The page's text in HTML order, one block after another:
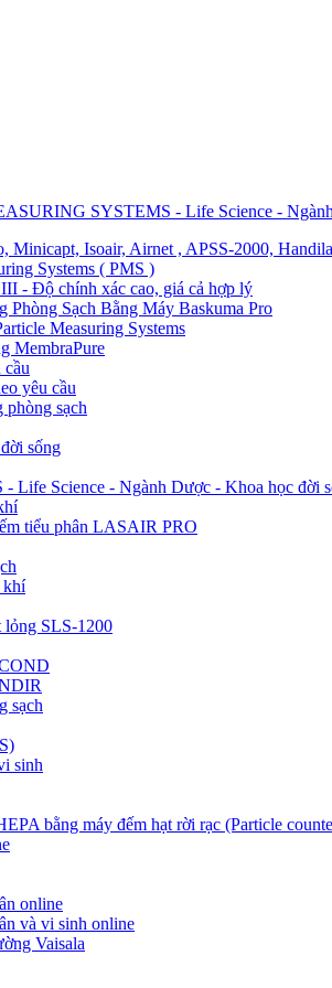
SYSTEMS - Life Science -
Minicapt, Isoair, Airnet , APSS-2000,
Systems ( PMS )
- Độ chính xác cao, giá cả hợp lý
Sạch Bằng Máy Baskuma Pro
Measuring Systems
MembraPure
yêu cầu
sạch
sống
Science - Ngành Dược - Khoa học đời
tiểu phân LASAIR PRO
khí
lỏng SLS-1200
sạch
sinh
bằng máy đếm hạt rời rạc (Particle
online
và vi sinh online
Vaisala